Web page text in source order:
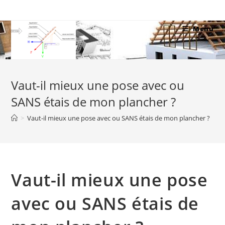
to
content
Menu
Vaut-il mieux une pose avec ou
SANS étais de mon plancher ?
> Vaut-il mieux une pose avec ou SANS étais de mon plancher ?
Vaut-il mieux une pose
avec ou SANS étais de